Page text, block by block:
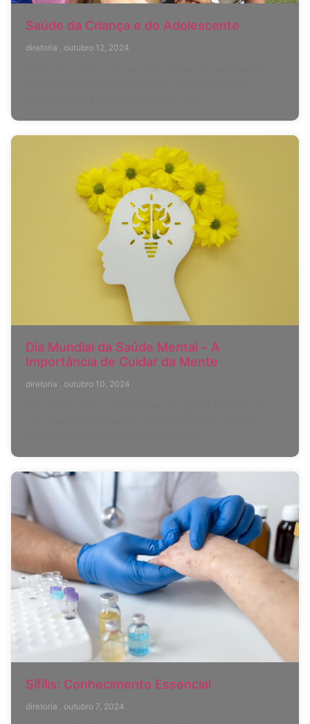
Saúde da Criança e do Adolescente
diretoria outubro 12, 2024
Dia Mundial da Saúde Mental – A
Importância de Cuidar da Mente
diretoria outubro 10, 2024
Sífilis: Conhecimento Essencial
diretoria outubro 7, 2024